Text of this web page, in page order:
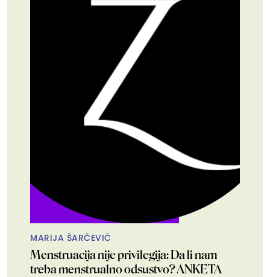
MARIJA ŠARČEVIĆ
Menstruacija nije privilegija: Da li nam
treba menstrualno odsustvo? ANKETA